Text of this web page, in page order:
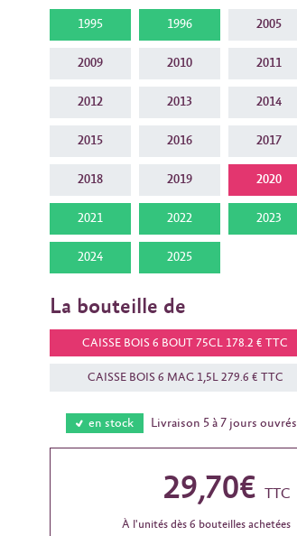
1995 1996 2005
2009 2010 2011
2012 2013 2014
2015 2016 2017
2018 2019 2020
2021 2022 2023
2024 2025
La bouteille de
CAISSE BOIS 6 BOUT 75CL 178.2 € TTC
CAISSE BOIS 6 MAG 1,5L 279.6 € TTC
en stock Livraison 5 à 7 jours ouvrés
29,70€ TTC
À l'unités dès 6 bouteilles achetées